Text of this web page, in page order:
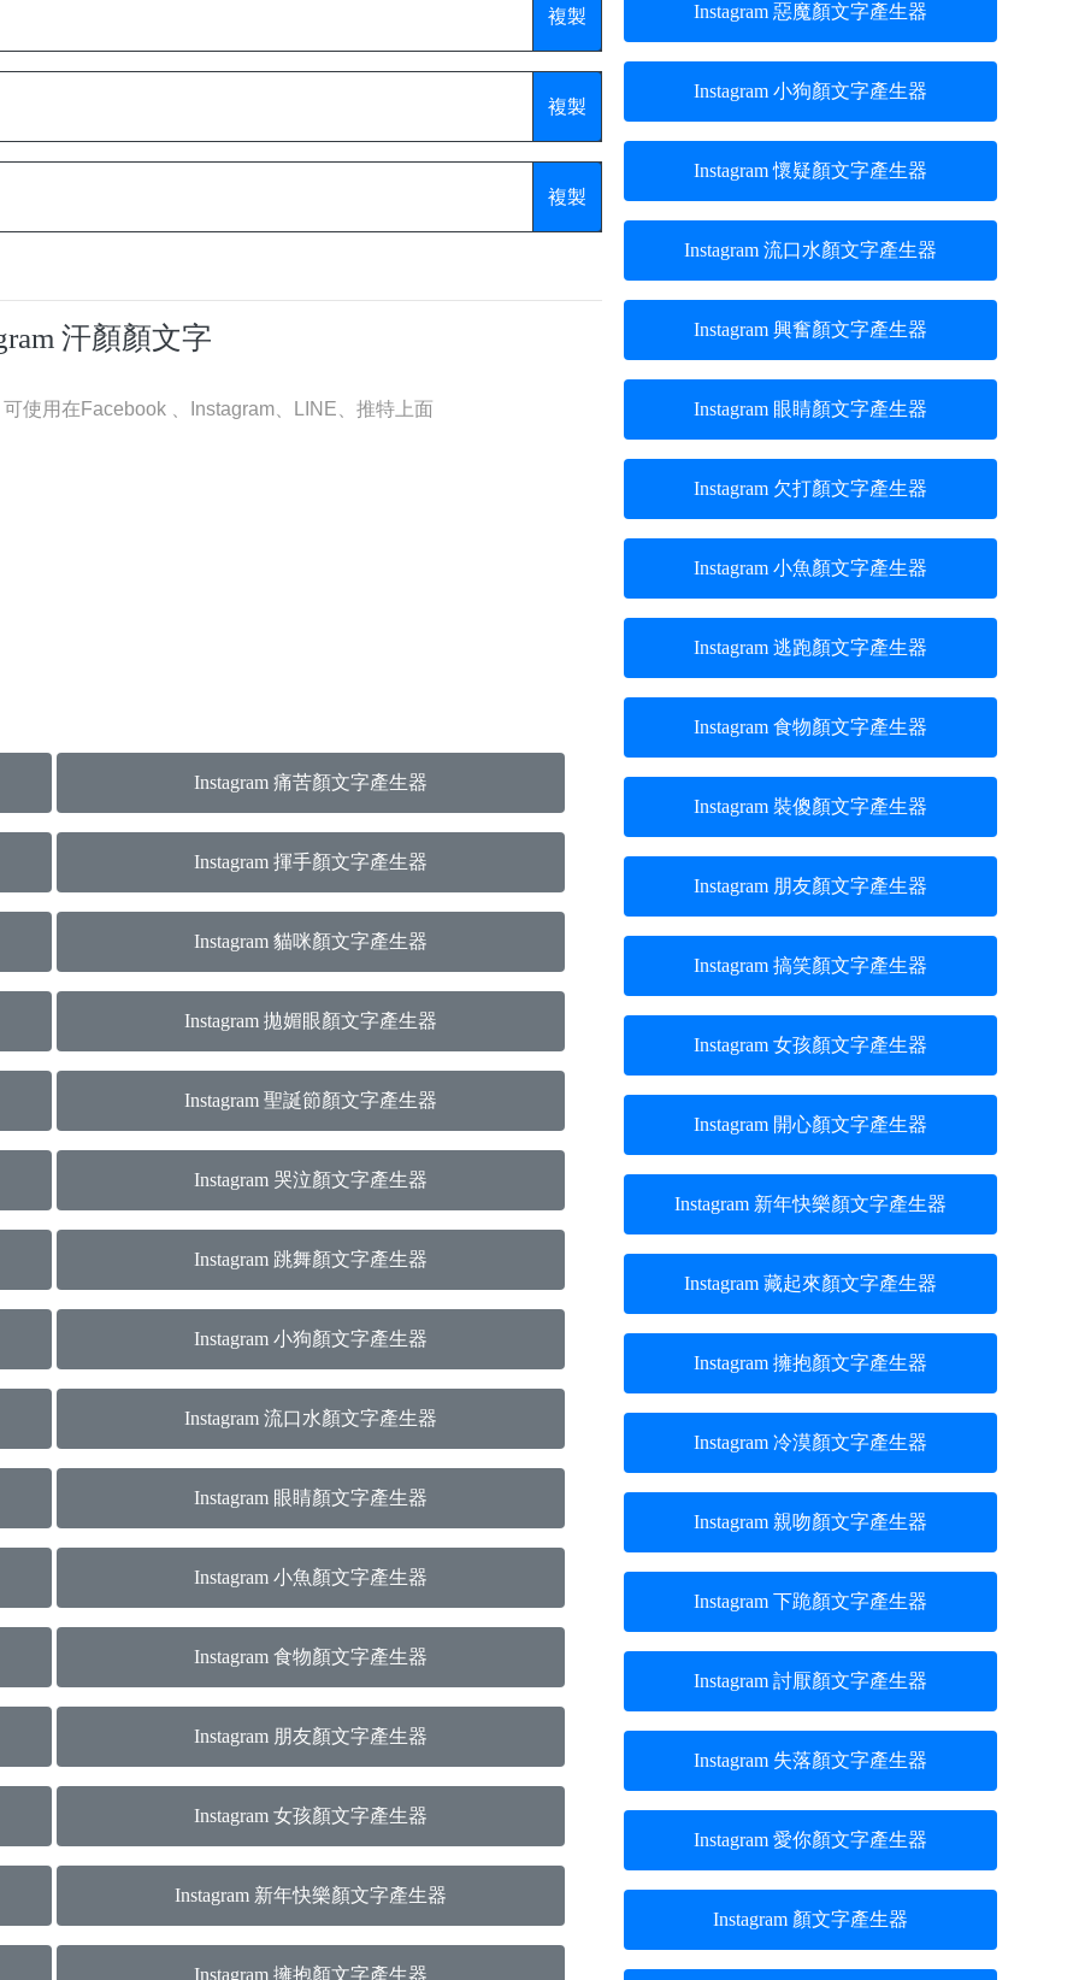
複製
複製
複製
汗顏顏文字
使用在Facebook 、Instagram、LINE、推特上面
Instagram 痛苦顏文字產生器
Instagram 揮手顏文字產生器
Instagram 貓咪顏文字產生器
Instagram 拋媚眼顏文字產生器
Instagram 聖誕節顏文字產生器
Instagram 哭泣顏文字產生器
Instagram 跳舞顏文字產生器
Instagram 小狗顏文字產生器
Instagram 流口水顏文字產生器
Instagram 眼睛顏文字產生器
Instagram 小魚顏文字產生器
Instagram 食物顏文字產生器
Instagram 朋友顏文字產生器
Instagram 女孩顏文字產生器
Instagram 新年快樂顏文字產生器
Instagram 擁抱顏文字產生器
Instagram 惡魔顏文字產生器
Instagram 小狗顏文字產生器
Instagram 懷疑顏文字產生器
Instagram 流口水顏文字產生器
Instagram 興奮顏文字產生器
Instagram 眼睛顏文字產生器
Instagram 欠打顏文字產生器
Instagram 小魚顏文字產生器
Instagram 逃跑顏文字產生器
Instagram 食物顏文字產生器
Instagram 裝傻顏文字產生器
Instagram 朋友顏文字產生器
Instagram 搞笑顏文字產生器
Instagram 女孩顏文字產生器
Instagram 開心顏文字產生器
Instagram 新年快樂顏文字產生器
Instagram 藏起來顏文字產生器
Instagram 擁抱顏文字產生器
Instagram 冷漠顏文字產生器
Instagram 親吻顏文字產生器
Instagram 下跪顏文字產生器
Instagram 討厭顏文字產生器
Instagram 失落顏文字產生器
Instagram 愛你顏文字產生器
Instagram 顏文字產生器